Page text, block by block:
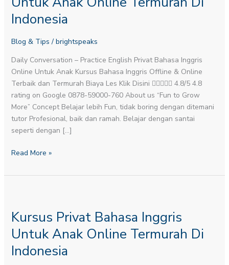
Indonesia
Blog & Tips / brightspeaks
Daily Conversation – Practice English​ Privat Bahasa Inggris
Online Untuk Anak Kursus Bahasa Inggris Offline & Online
Terbaik dan Termurah Biaya Les Klik Disini  4.8/5 4.8
rating on Google 0878-59000-760 About us “Fun to Grow
More” Concept Belajar lebih Fun, tidak boring dengan ditemani
tutor Profesional, baik dan ramah. Belajar dengan santai
seperti dengan […]
Untuk
Anak
Termurah
Indonesia
Read More »
Kursus Privat Bahasa Inggris
Untuk Anak Online Termurah Di
Indonesia
Bahasa
Inggris
Untuk
Anak